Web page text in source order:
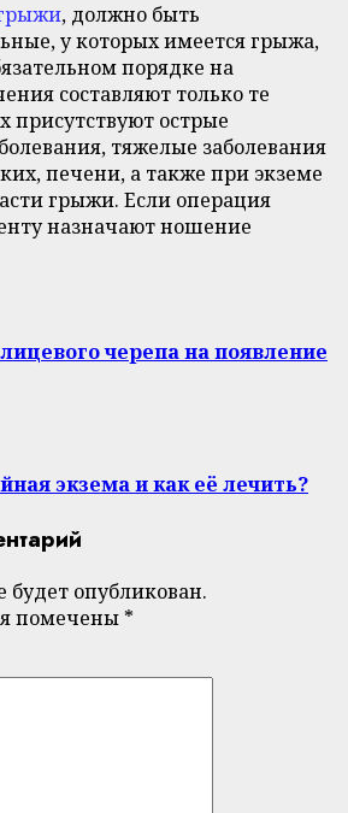
, должно быть
у которых имеется грыжа,
порядке на
составляют только те
присутствуют острые
тяжелые заболевания
печени, а также при экземе
грыжи. Если операция
назначают ношение
черепа на появление
экзема и как её лечить?
опубликован.
помечены *